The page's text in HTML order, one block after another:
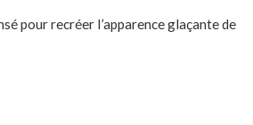
pour recréer l’apparence glaçante de